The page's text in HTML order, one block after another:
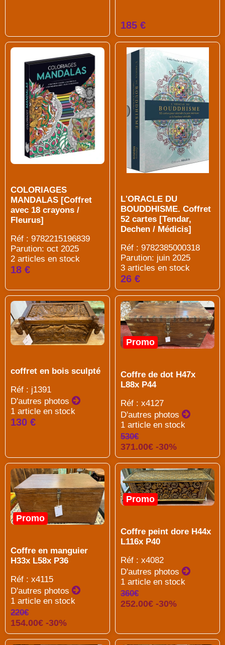
185 €
COLORIAGES
MANDALAS [Coffret
avec 18 crayons /
Fleurus]
Réf : 9782215196839
Parution: oct 2025
2 articles en stock
18 €
L'ORACLE DU
BOUDDHISME. Coffret
52 cartes [Tendar,
Dechen / Médicis]
Réf : 9782385000318
Parution: juin 2025
3 articles en stock
26 €
coffret en bois sculpté
Réf : j1391
D'autres photos
1 article en stock
130 €
Promo
Coffre de dot H47x
L88x P44
Réf : x4127
D'autres photos
1 article en stock
530€
371.00€ -30%
Promo
Coffre en manguier
H33x L58x P36
Réf : x4115
D'autres photos
1 article en stock
220€
154.00€ -30%
Promo
Coffre peint dore H44x
L116x P40
Réf : x4082
D'autres photos
1 article en stock
360€
252.00€ -30%